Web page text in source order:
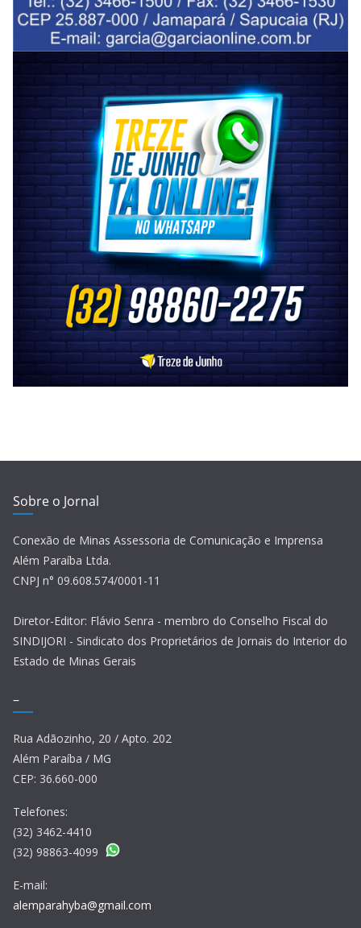
Sobre o Jornal
Conexão de Minas Assessoria de Comunicação e Imprensa
Além Paraíba Ltda.
CNPJ n° 09.608.574/0001-11
Diretor-Editor: Flávio Senra - membro do Conselho Fiscal do
SINDIJORI - Sindicato dos Proprietários de Jornais do Interior do
Estado de Minas Gerais
–
Rua Adãozinho, 20 / Apto. 202
Além Paraíba / MG
CEP: 36.660-000
Telefones:
(32) 3462-4410
(32) 98863-4099
E-mail:
alemparahyba@gmail.com